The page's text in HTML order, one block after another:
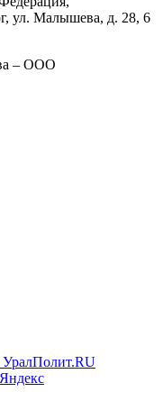
, ул. Малышева, д. 28, 6
– ООО